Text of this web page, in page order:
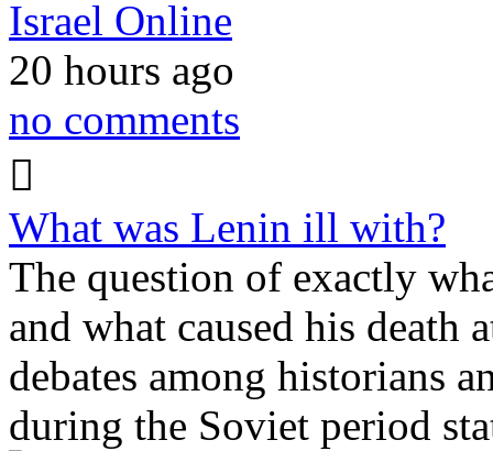
Israel Online
20 hours ago
no comments
What was Lenin ill with?
The question of exactly
and what caused his death
debates among historians
during the Soviet period